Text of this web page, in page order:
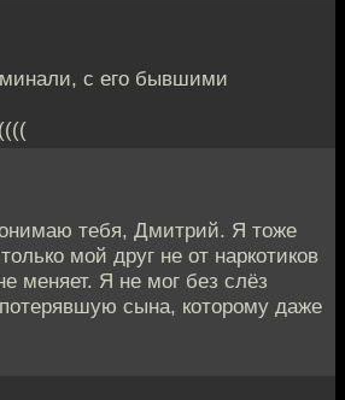
с его бывшими
тебя, Дмитрий. Я тоже
мой друг не от наркотиков
меняет. Я не мог без слёз
сына, которому даже